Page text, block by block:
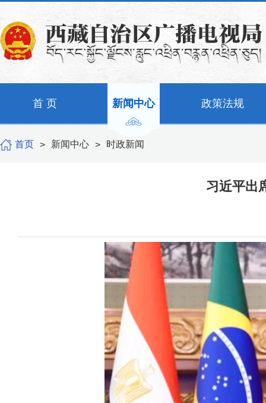
首 页 新闻中心 政策法规
首页 > 新闻中心 > 时政新闻
习近平出